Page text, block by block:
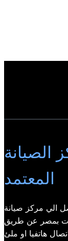
الصيانة
المعتمد
الي مركز صيانة
بمصر عن طريق
هاتفيا او ملئ